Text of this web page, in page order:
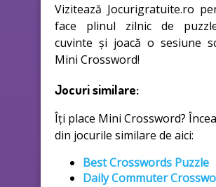
Vizitează Jocurigratuite.ro
face plinul zilnic de
cuvinte și joacă o sesiune
Mini Crossword!
Jocuri similare:
Îți place Mini Crossword?
din jocurile similare de aici:
Best Crosswords Puzzle
Daily Commuter